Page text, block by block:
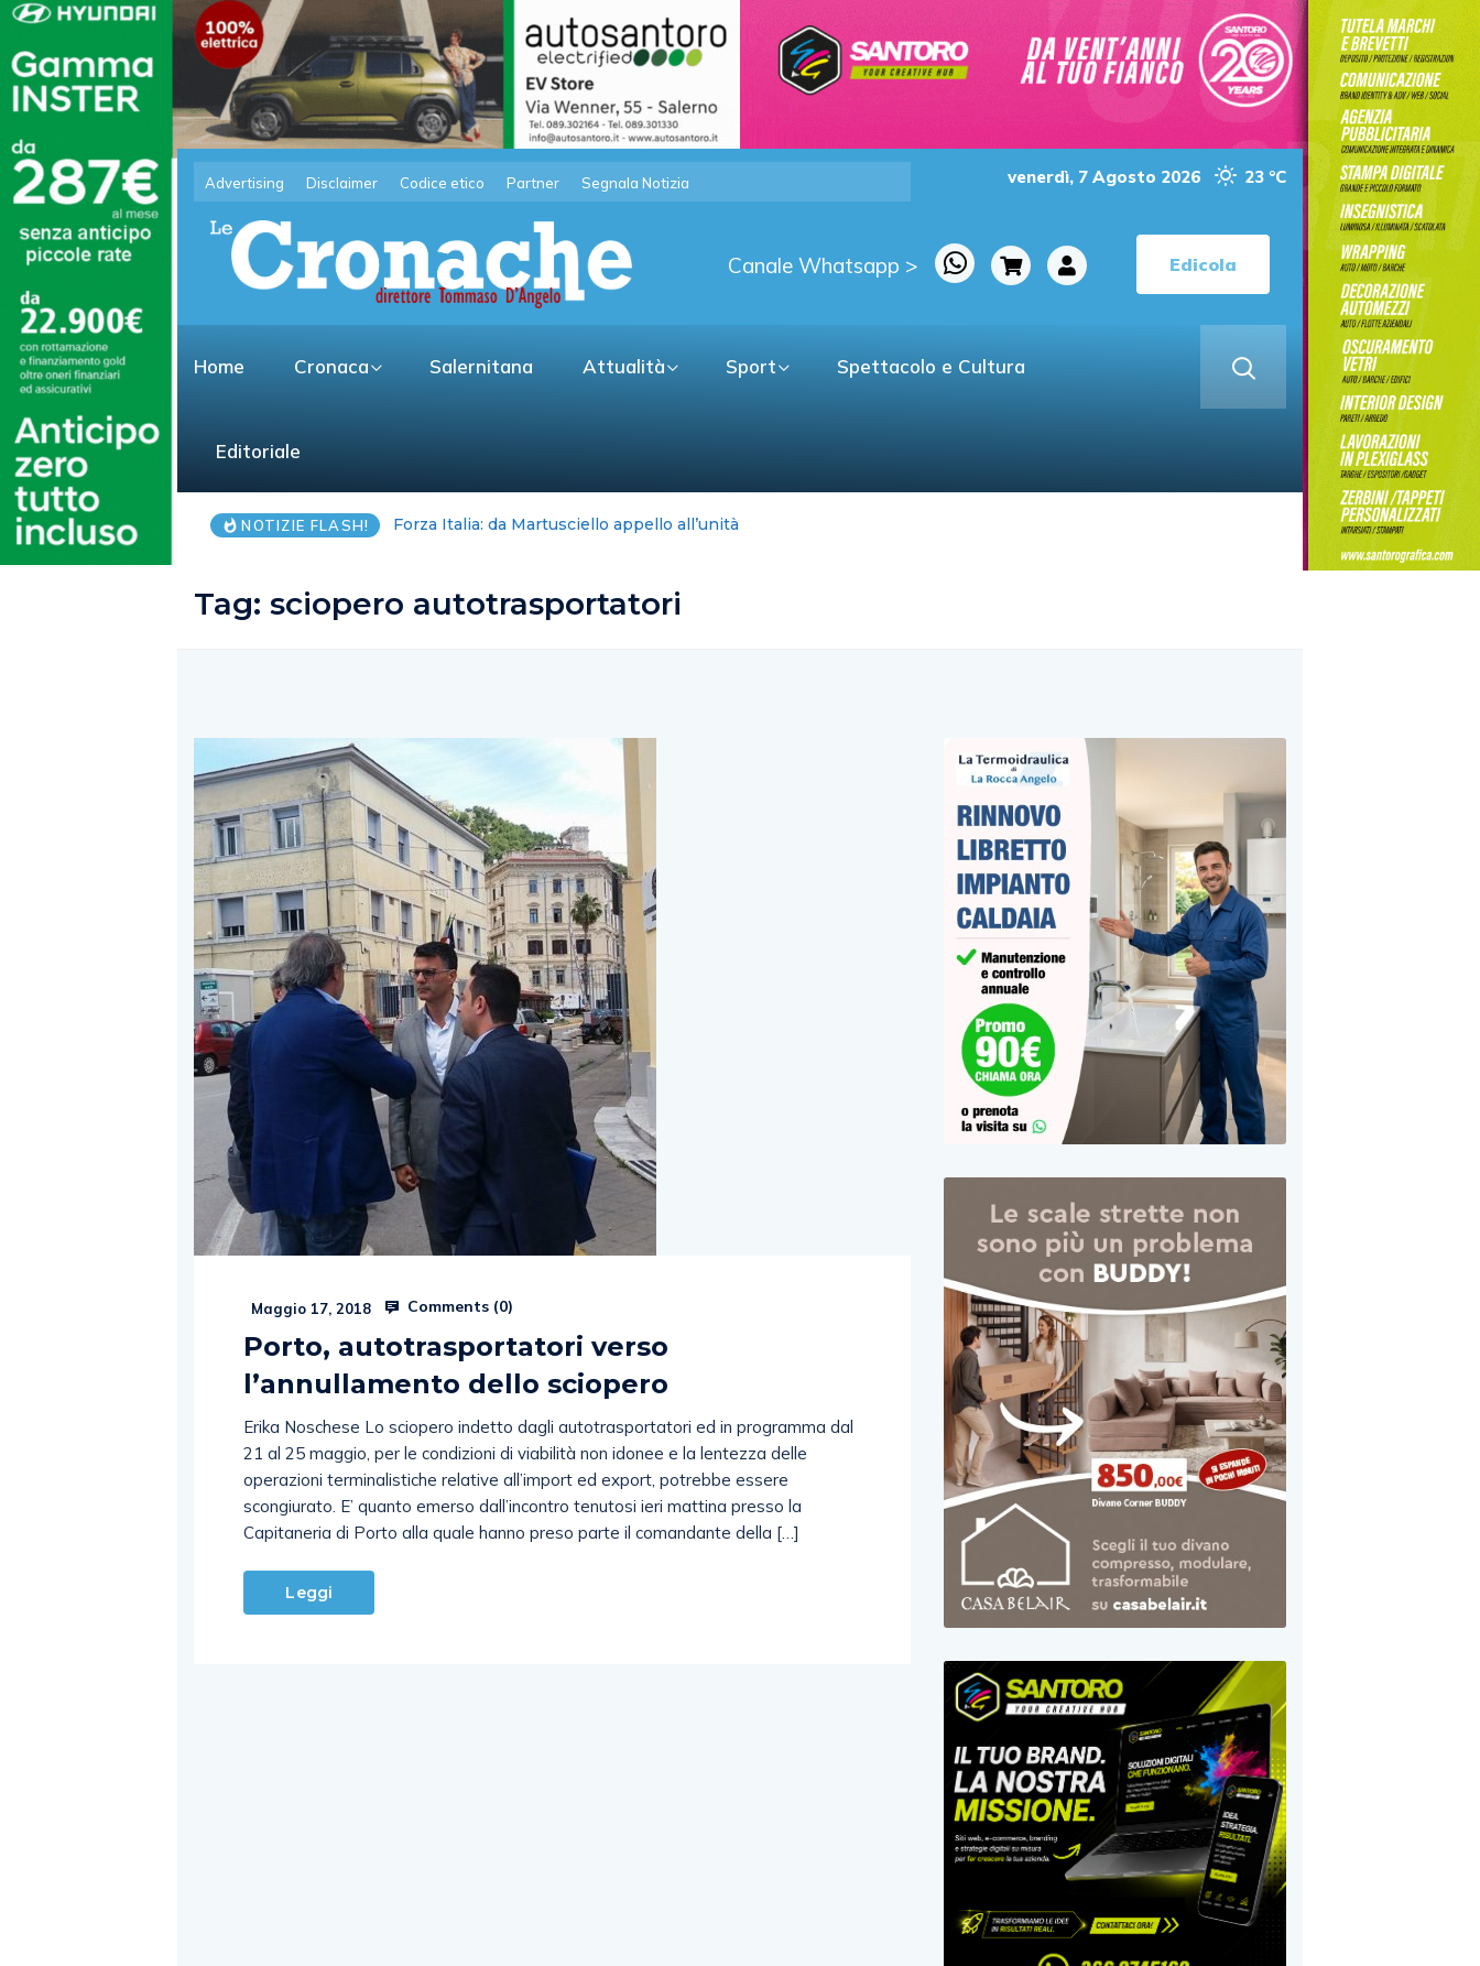
Advertising Disclaimer Codice etico Partner Segnala Notizia venerdì, 7 Agosto 2026 23 °C
Canale Whatsapp > Edicola
Home Cronaca Salernitana Attualità Sport Spettacolo e Cultura
Editoriale
NOTIZIE FLASH! Salerno avrebbe bisogno di un sindaco e non di un condottiero
Tag:sciopero autotrasportatori
Maggio 17, 2018 Comments (0)
Porto, autotrasportatori verso
l’annullamento dello sciopero
Erika Noschese Lo sciopero indetto dagli autotrasportatori ed in programma dal
21 al 25 maggio, per le condizioni di viabilità non idonee e la lentezza delle
operazioni terminalistiche relative all’import ed export, potrebbe essere
scongiurato. E’ quanto emerso dall’incontro tenutosi ieri mattina presso la
Capitaneria di Porto alla quale hanno preso parte il comandante della […]
Leggi